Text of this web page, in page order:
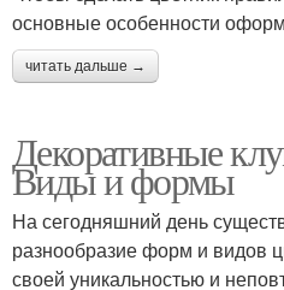
основные особенности
читать дальше →
Декоративные
Виды и формы
На сегодняшний день
разнообразие форм и видов
своей уникальностью и